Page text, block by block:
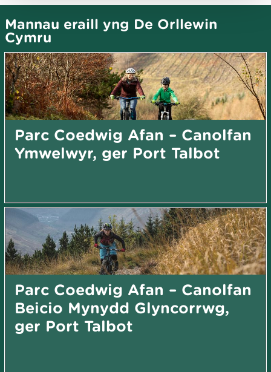
Mannau eraill yng De Orllewin
Cymru
Parc Coedwig Afan – Canolfan
Ymwelwyr, ger Port Talbot
Parc Coedwig Afan – Canolfan
Beicio Mynydd Glyncorrwg,
ger Port Talbot